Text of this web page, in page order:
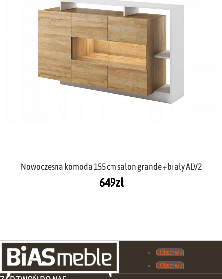
Nowoczesna komoda 155 cm salon grande + biały ALV2
649zł
Obserwuj
Obserwuj